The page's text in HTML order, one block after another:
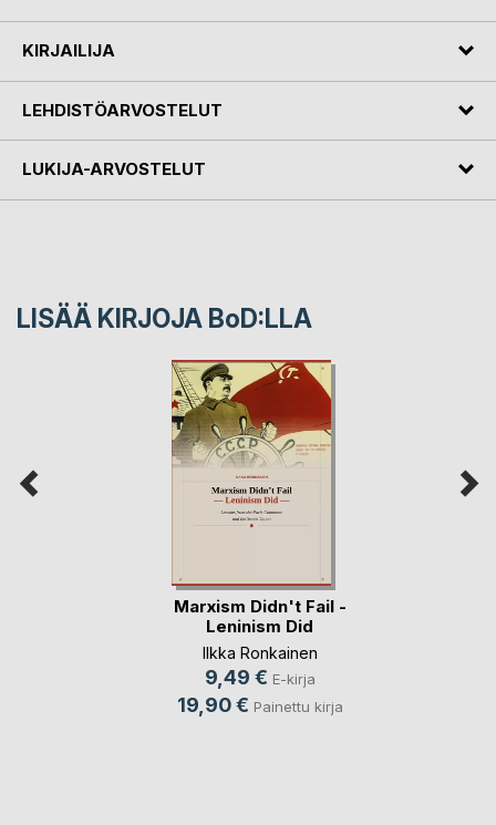
KIRJAILIJA
LEHDISTÖARVOSTELUT
LUKIJA-ARVOSTELUT
LISÄÄ KIRJOJA BoD:LLA
Marxism Didn't Fail -
Leninism Did
Ilkka Ronkainen
9,49 € E-kirja
19,90 € Painettu kirja